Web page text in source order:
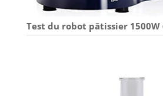
Test du robot pâtissier 1500W